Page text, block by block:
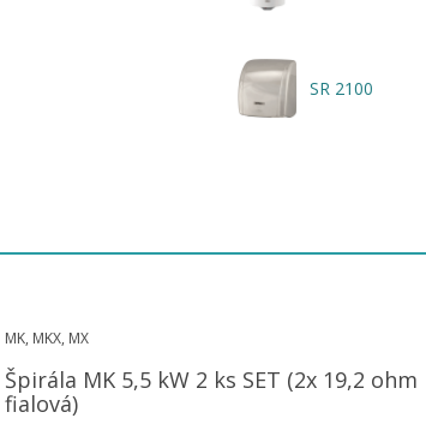
SR 2100
MK, MKX, MX
Špirála MK 5,5 kW 2 ks SET (2x 19,2 ohm
fialová)